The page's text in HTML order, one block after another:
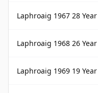
Laphroaig 1967 28
Laphroaig 1968 26
Laphroaig 1969 19